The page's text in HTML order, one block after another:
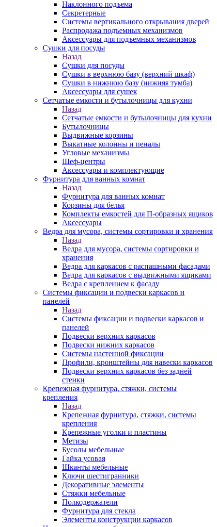
Наклонного подъема
Секретерные
Системы вертикального открывания дверей
Распродажа подъемных механизмов
Аксессуары для подъемных механизмов
Сушки для посуды
Назад
Сушки для посуды
Сушки в верхнюю базу (верхний шкаф)
Сушки в нижнюю базу (нижняя тумба)
Аксессуары для сушек
Сетчатые емкости и бутылочницы для кухни
Назад
Сетчатые емкости и бутылочницы для кухни
Бутылочницы
Выдвижные корзины
Выкатные колонны и пеналы
Угловые механизмы
Шеф-центры
Аксессуары и комплектующие
Фурнитура для ванных комнат
Назад
Фурнитура для ванных комнат
Корзины для белья
Комплекты емкостей для П-образных ящиков
Аксессуары
Ведра для мусора, системы сортировки и хранения
Назад
Ведра для мусора, системы сортировки и
хранения
Ведра для каркасов с распашными фасадами
Ведра для каркасов с выдвижными ящиками
Ведра с креплением к фасаду
Системы фиксации и подвески каркасов и
панелей
Назад
Системы фиксации и подвески каркасов и
панелей
Подвески верхних каркасов
Подвески нижних каркасов
Системы настенной фиксации
Профили, кронштейны для навески каркасов
Подвески верхних каркасов без задней
стенки
Крепежная фурнитура, стяжки, системы
крепления
Назад
Крепежная фурнитура, стяжки, системы
крепления
Крепежные уголки и пластины
Метизы
Бусолы мебельные
Гайка усовая
Шканты мебельные
Ключи шестигранники
Декоративные элементы
Стяжки мебельные
Полкодержатели
Фурнитура для стекла
Элементы конструкции каркасов